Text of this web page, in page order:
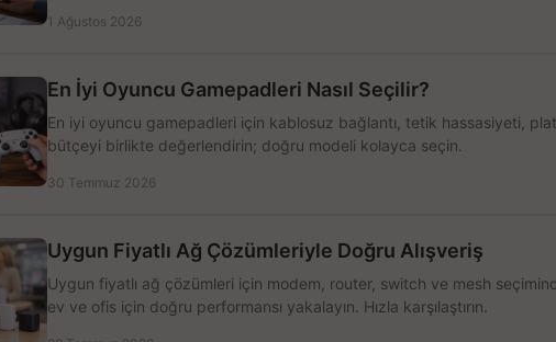
1 Ağustos 2026
En İyi Oyuncu Gamepadleri Nasıl Seçilir?
En iyi oyuncu gamepadleri için kablosuz bağlantı, tetik hassasiyeti,
bütçeyi birlikte değerlendirin; doğru modeli kolayca seçin.
30 Temmuz 2026
Uygun Fiyatlı Ağ Çözümleriyle Doğru Alışveriş
Uygun fiyatlı ağ çözümleri için modem, router, switch ve mesh
ev ve ofis için doğru performansı yakalayın. Hızla karşılaştırın.